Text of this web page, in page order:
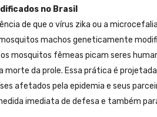
no Brasil
de que o vírus zika ou a
machos geneticamente
mosquitos fêmeas picam seres
da prole. Essa prática é
afetados pela epidemia e seus
imediata de defesa e também